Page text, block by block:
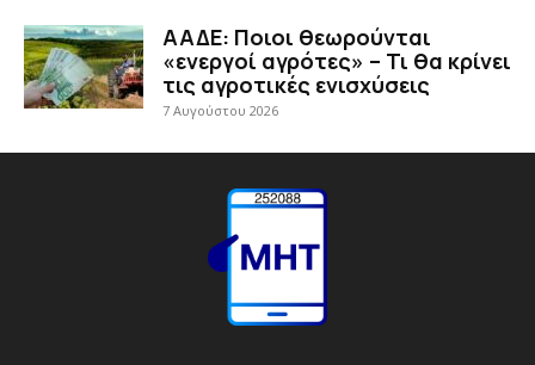
ΑΑΔΕ: Ποιοι θεωρούνται
«ενεργοί αγρότες» – Τι θα κρίνει
τις αγροτικές ενισχύσεις
7 Αυγούστου 2026